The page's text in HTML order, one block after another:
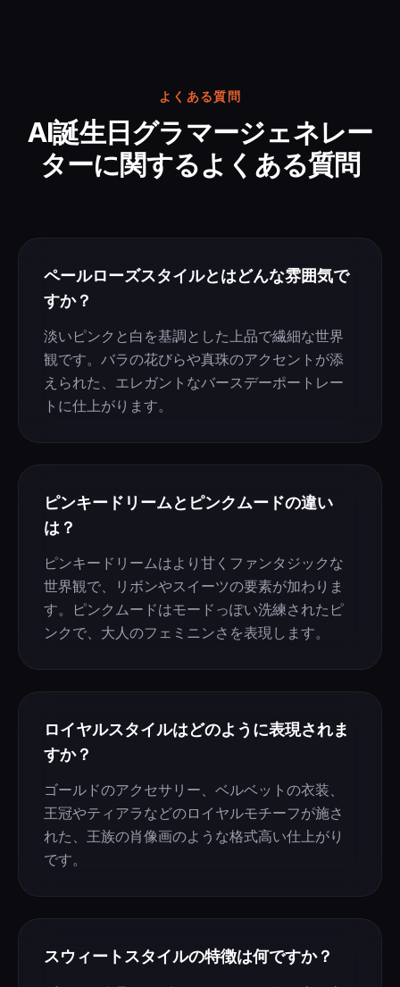
よくある質問
AI誕生日グラマージェネレー
ターに関するよくある質問
ペールローズスタイルとはどんな雰囲気で
すか？
淡いピンクと白を基調とした上品で繊細な世界
観です。バラの花びらや真珠のアクセントが添
えられた、エレガントなバースデーポートレー
トに仕上がります。
ピンキードリームとピンクムードの違い
は？
ピンキードリームはより甘くファンタジックな
世界観で、リボンやスイーツの要素が加わりま
す。ピンクムードはモードっぽい洗練されたピ
ンクで、大人のフェミニンさを表現します。
ロイヤルスタイルはどのように表現されま
すか？
ゴールドのアクセサリー、ベルベットの衣装、
王冠やティアラなどのロイヤルモチーフが施さ
れた、王族の肖像画のような格式高い仕上がり
です。
スウィートスタイルの特徴は何ですか？